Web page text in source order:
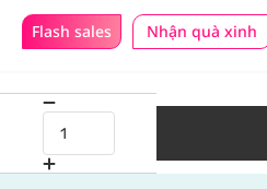
Flash sales Nhận quà xinh